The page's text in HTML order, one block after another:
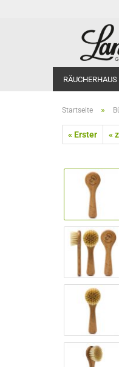
RÄUCHERHAUS
Startseite »
« Erster «